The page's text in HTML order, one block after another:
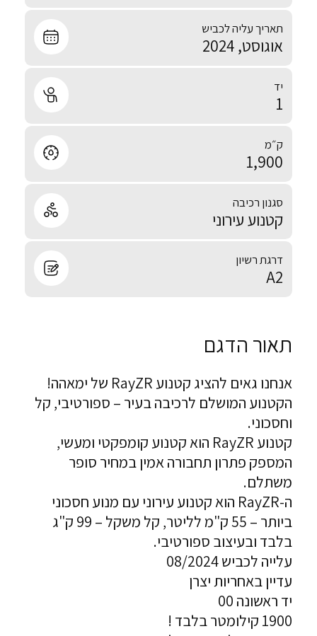
תאריך עליה לכביש
אוגוסט, 2024
יד
1
ק״מ
1,900
סגנון רכיבה
קטנוע עירוני
דרגת רשיון
A2
תאור הדגם
אנחנו גאים להציג קטנוע RayZR של ימאהה!
הקטנוע המושלם לרכיבה בעיר – ספורטיבי, קל
וחסכוני.
קטנוע RayZR הוא קטנוע קומפקטי ומעשי,
המספק פתרון תחבורה אמין במחיר סופר
משתלם.
ה-RayZR הוא קטנוע עירוני עם מנוע חסכוני
ביותר – 55 ק"מ לליטר, קל משקל – 99 ק"ג
בלבד ובעיצוב ספורטיבי.
עלייה לכביש 08/2024
עדיין באחריות יצרן
יד ראשונה 00
1900 קילומטר בלבד !